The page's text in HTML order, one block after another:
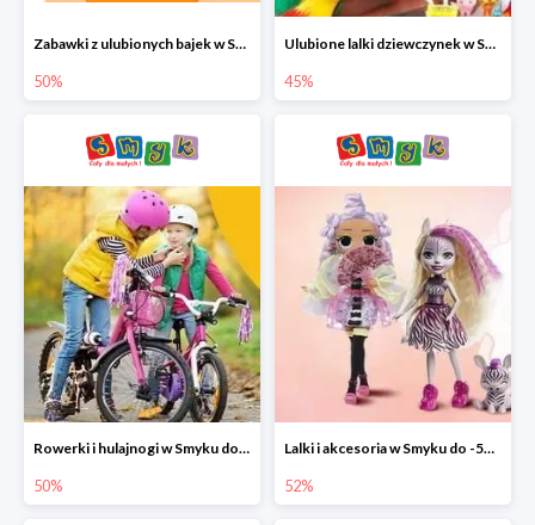
Zabawki z ulubionych bajek w Smyku do -50%
50%
Ulubione lalki dziewczynek w Smyku do -45%
45%
Rowerki i hulajnogi w Smyku do -50%
50%
Lalki i akcesoria w Smyku do -52%
52%